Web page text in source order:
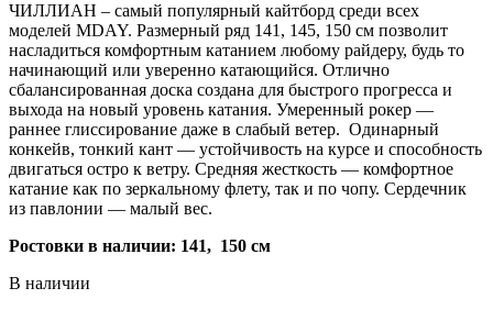
ЧИЛЛИАН – самый популярный кайтборд среди всех
моделей MDAY. Размерный ряд 141, 145, 150 см позволит
насладиться комфортным катанием любому райдеру, будь то
начинающий или уверенно катающийся. Отлично
сбалансированная доска создана для быстрого прогресса и
выхода на новый уровень катания. Умеренный рокер —
раннее глиссирование даже в слабый ветер. Одинарный
конкейв, тонкий кант — устойчивость на курсе и способность
двигаться остро к ветру. Средняя жесткость — комфортное
катание как по зеркальному флету, так и по чопу. Сердечник
из павлонии — малый вес.
Ростовки в наличии: 141, 150 см
В наличии